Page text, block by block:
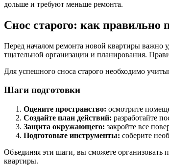
дольше и требуют меньше ремонта.
Снос старого: как правильно
Перед началом ремонта новой квартиры важно
тщательной организации и планирования.
Для успешного сноса старого необходимо
Шаги подготовки
Оцените пространство: осмотрите
Создайте план действий: разработайте
Защита окружающего: закройте все
Подготовьте инструменты: соберите
Объединяя эти шаги, вы сможете организовать
квартиры.